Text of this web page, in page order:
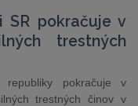
SR pokračuje v
trestných
republiky pokračuje v
trestných činov v